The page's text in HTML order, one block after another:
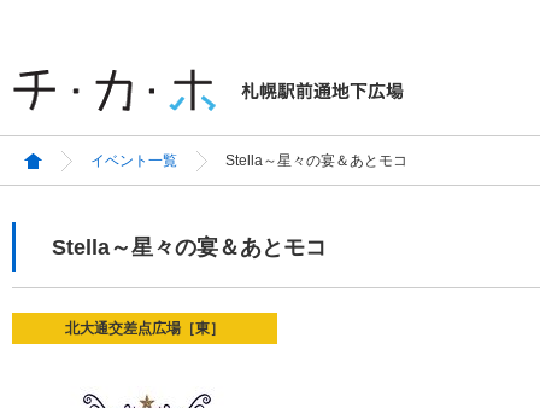
イベント一覧 Stella～星々の宴＆あとモコ
Stella～星々の宴＆あとモコ
北大通交差点広場［東］